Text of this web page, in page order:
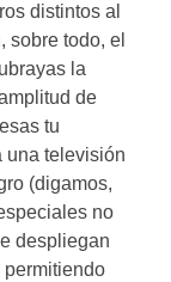
distintos al
sobre todo, el
la
de
tu
una televisión
(digamos,
no
despliegan
permitiendo